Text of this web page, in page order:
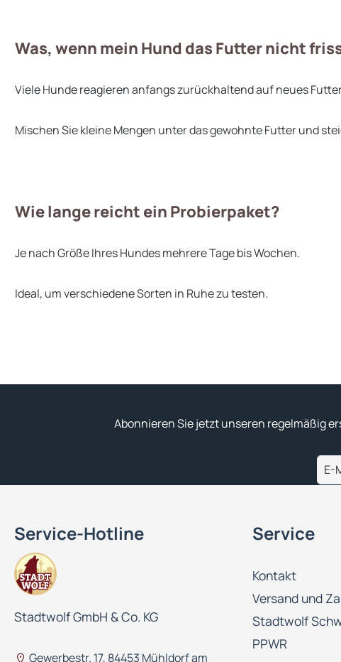
Was, wenn mein Hund das Futter nicht
Viele Hunde reagieren anfangs zurückhaltend auf neues
Mischen Sie kleine Mengen unter das gewohnte Futter und
Wie lange reicht ein Probierpaket?
Je nach Größe Ihres Hundes mehrere Tage bis Wochen.
Ideal, um verschiedene Sorten in Ruhe zu testen.
Abonnieren Sie jetzt unseren regelmäßig
Service-Hotline
Stadtwolf GmbH & Co. KG
Gewerbestr. 17, 84453 Mühldorf am
Service
Kontakt
Versand und
Stadtwolf
PPWR